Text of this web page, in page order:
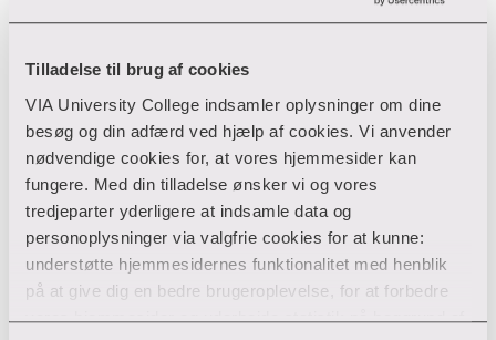
Tilladelse til brug af cookies
VIA University College indsamler oplysninger om dine
besøg og din adfærd ved hjælp af cookies. Vi anvender
nødvendige cookies for, at vores hjemmesider kan
fungere. Med din tilladelse ønsker vi og vores
tredjeparter yderligere at indsamle data og
personoplysninger via valgfrie cookies for at kunne:
understøtte hjemmesidernes funktionalitet med henblik
på at give dig en bedre brugeroplevelse, for at forbedre
vores hjemmesider og udarbejde statistik på baggrund af
Filter
Ryd filtre
Din søgning gav desværre ikke noget resultat
Giv ikke op endnu!